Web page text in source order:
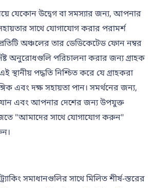
যেকোন উদ্বেগ বা সমস্যার জন্য, আপনার
সাথে যোগাযোগ করার পরামর্শ
অঞ্চলের তার ডেডিকেটেড ফোন নম্বর
অনুরোধগুলি পরিচালনা করার জন্য গ্রাহক
স্থানীয় পদ্ধতি নিশ্চিত করে যে গ্রাহকরা
এবং দক্ষ সহায়তা পান। সমর্থনের জন্য,
এবং আপনার দেশের জন্য উপযুক্ত
"আমাদের সাথে যোগাযোগ করুন"
সমাধানগুলির সাথে মিলিত শীর্ষ-স্তরের